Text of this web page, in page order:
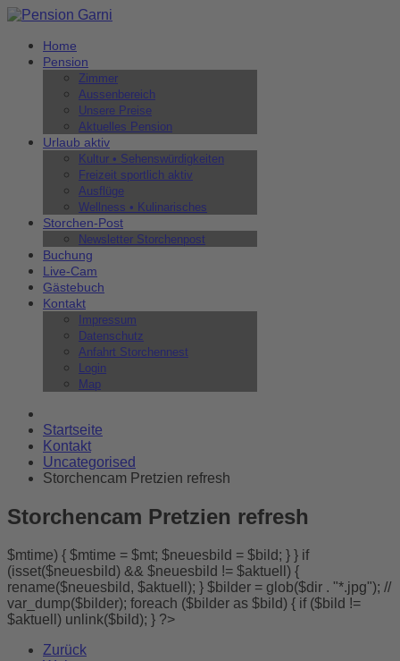
Home
Pension
Zimmer
Aussenbereich
Unsere Preise
Aktuelles Pension
Urlaub aktiv
Kultur • Sehenswürdigkeiten
Freizeit sportlich aktiv
Ausflüge
Wellness • Kulinarisches
Storchen-Post
Newsletter Storchenpost
Buchung
Live-Cam
Gästebuch
Kontakt
Impressum
Datenschutz
Anfahrt Storchennest
Login
Map
Startseite
Kontakt
Uncategorised
Storchencam Pretzien refresh
Storchencam Pretzien refresh
$mtime) { $mtime = $mt; $neuesbild = $bild; } } if
(isset($neuesbild) && $neuesbild != $aktuell) {
rename($neuesbild, $aktuell); } $bilder = glob($dir . "*.jpg"); //
var_dump($bilder); foreach ($bilder as $bild) { if ($bild !=
$aktuell) unlink($bild); } ?>
Zurück